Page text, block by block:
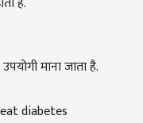
माना जाता है.
diabetes